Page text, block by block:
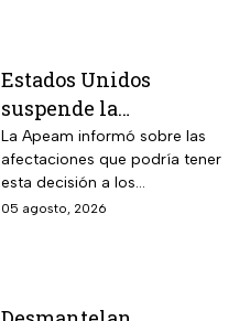
Estados Unidos
suspende la
importación de
aguacate de
Michoacán por alerta
de seguridad
La Apeam informó sobre las
afectaciones que podría tener
esta decisión a los
trabajadores y la industria
05 agosto, 2026